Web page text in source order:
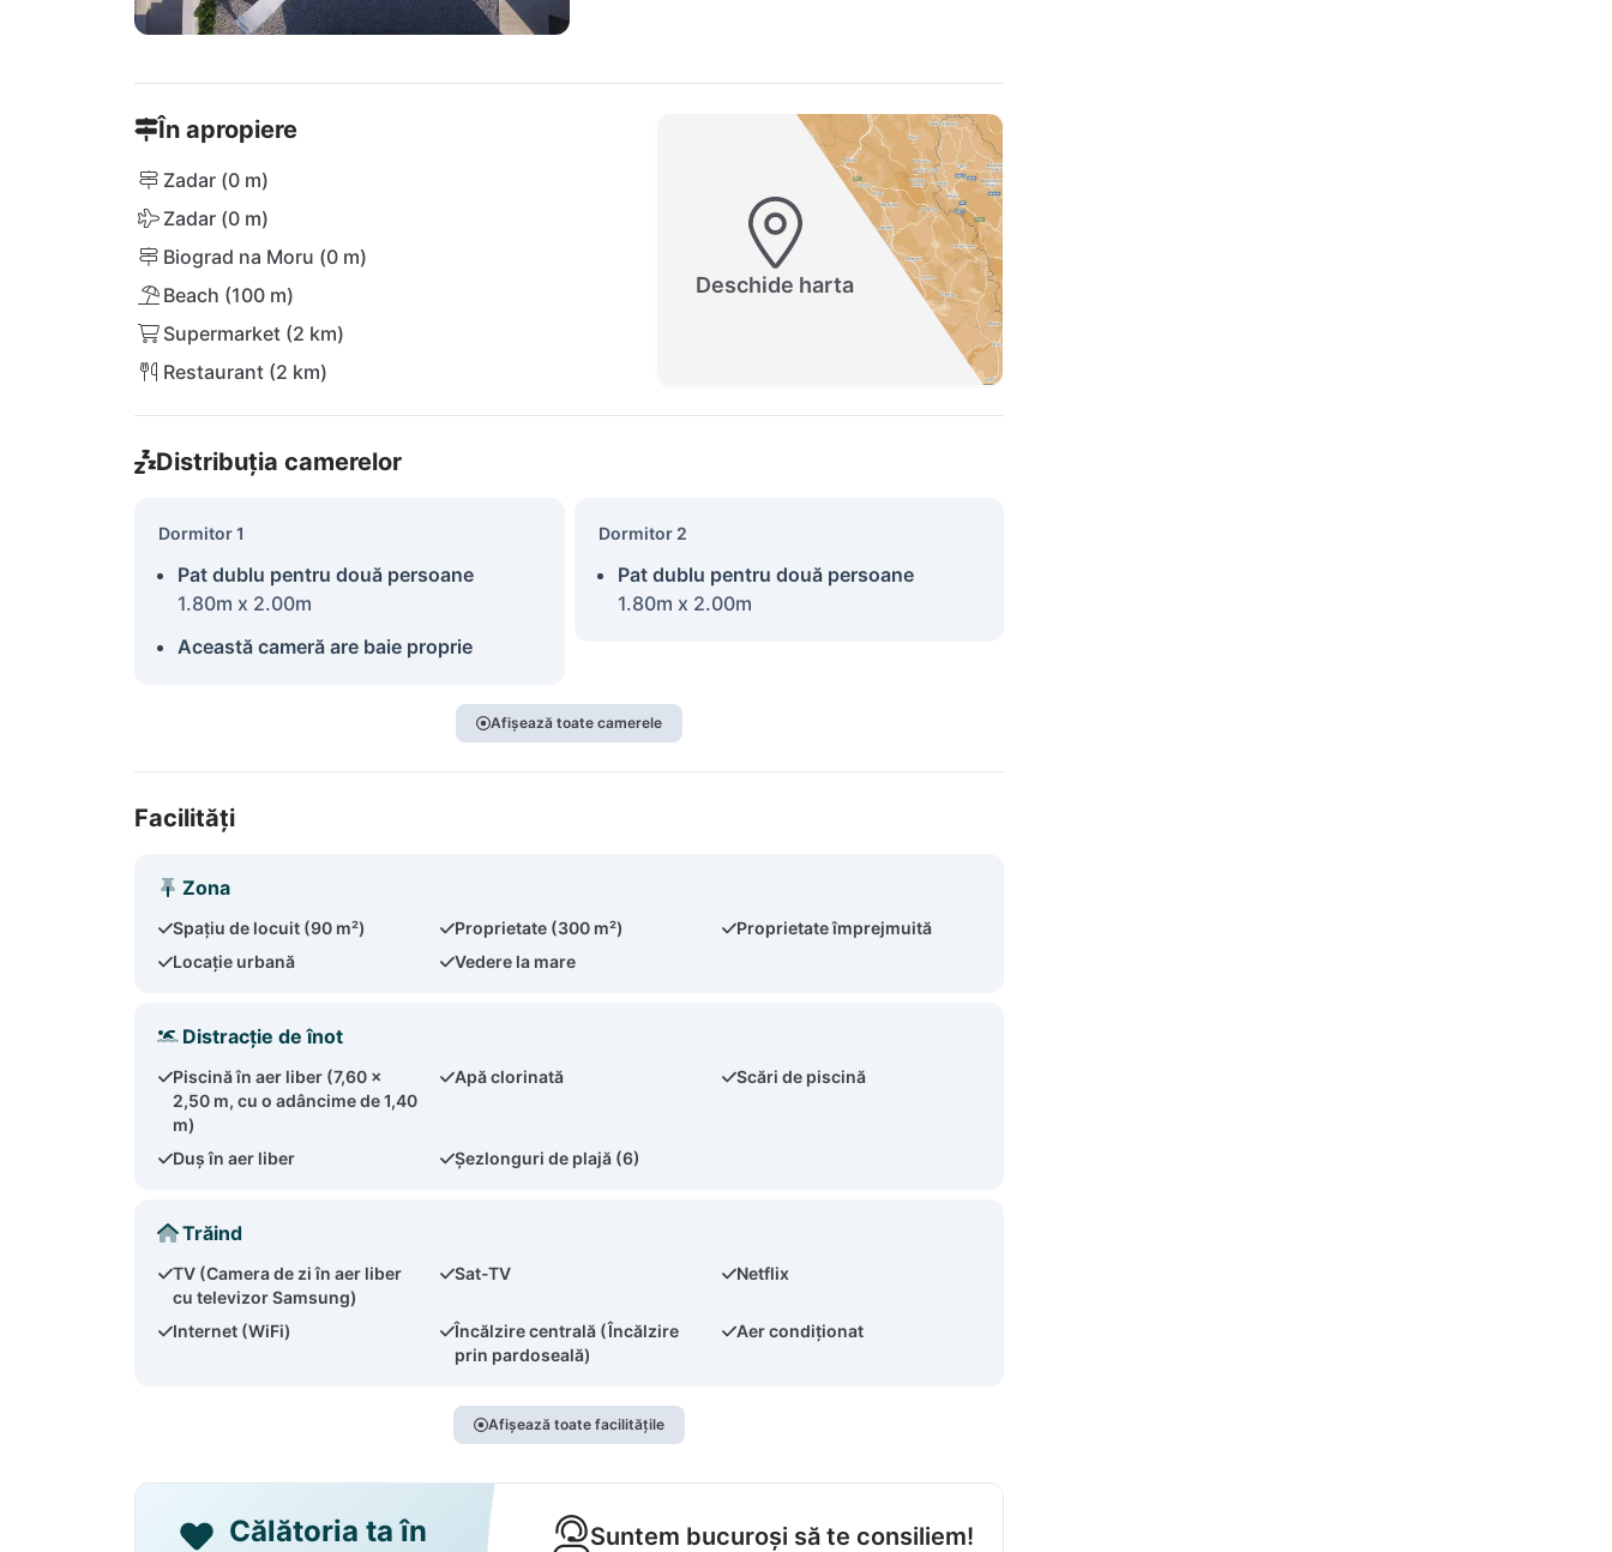
În apropiere
Zadar (0 m)
Zadar (0 m)
Biograd na Moru (0 m)
Beach (100 m)
Supermarket (2 km)
Restaurant (2 km)
Deschide harta
Distribuția camerelor
Dormitor 1
Pat dublu pentru două persoane
1.80m x 2.00m
Această cameră are baie proprie
Dormitor 2
Pat dublu pentru două persoane
1.80m x 2.00m
Afișează toate camerele
Facilități
Zona
Spațiu de locuit (90 m²) Proprietate (300 m²)
Proprietate împrejmuită
Locație urbană
Vedere la mare
Distracție de înot
Piscină în aer liber (7,60 x
2,50 m, cu o adâncime de 1,40
m)
Apă clorinată Scări de piscină
Duș în aer liber Șezlonguri de plajă (6)
Trăind
TV (Camera de zi în aer liber
cu televizor Samsung)
Sat-TV Netflix
Internet (WiFi)
Încălzire centrală (Încălzire
prin pardoseală)
Aer condiționat
Afișează toate facilitățile
Călătoria ta în Suntem bucuroși să te consiliem!